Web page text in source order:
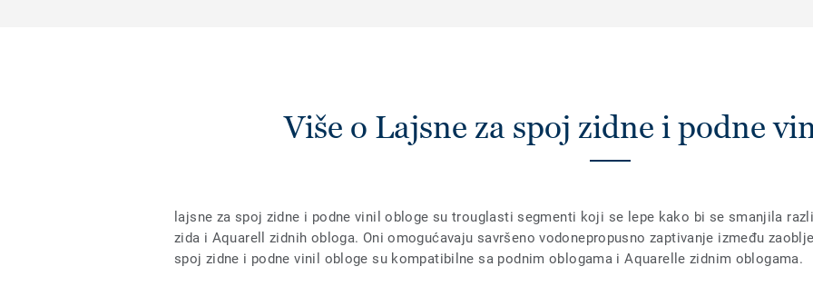
Više o Lajsne za spoj zidne i podne
lajsne za spoj zidne i podne vinil obloge su trouglasti segmenti koji se lepe kako bi se smanjila
zida i Aquarell zidnih obloga. Oni omogućavaju savršeno vodonepropusno zaptivanje između
spoj zidne i podne vinil obloge su kompatibilne sa podnim oblogama i Aquarelle zidnim oblogama.